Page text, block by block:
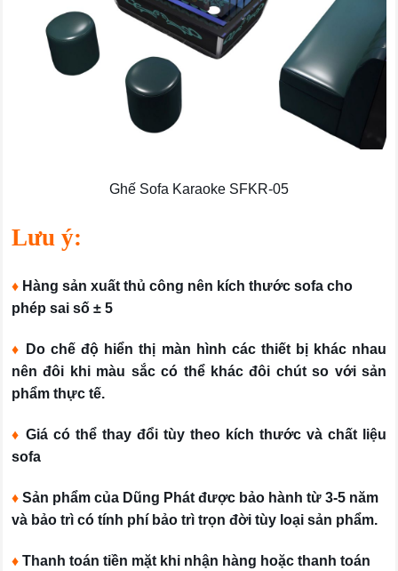
Ghế Sofa Karaoke SFKR-05
Lưu ý:
♦ Hàng sản xuất thủ công nên kích thước sofa cho
phép sai số ± 5
♦
Do chế độ hiển thị màn hình các thiết bị khác nhau
nên đôi khi màu sắc có thể khác đôi chút so với sản
phẩm thực tế.
♦ Giá có thể thay đổi tùy theo kích thước và chất liệu
sofa
♦ Sản phẩm của Dũng Phát được bảo hành từ 3-5 năm
và bảo trì có tính phí bảo trì trọn đời tùy loại sản phẩm.
♦ Thanh toán tiền mặt khi nhận hàng hoặc thanh toán